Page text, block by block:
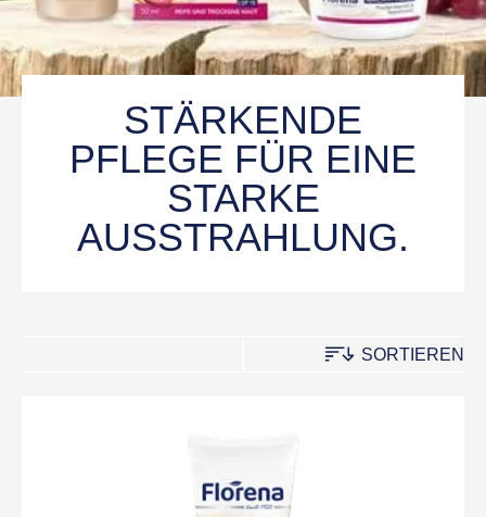
STÄRKENDE
PFLEGE FÜR EINE
STARKE
AUSSTRAHLUNG.
SORTIEREN